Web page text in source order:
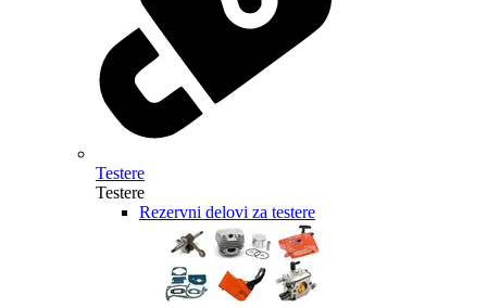
Testere
Testere
Rezervni delovi za testere